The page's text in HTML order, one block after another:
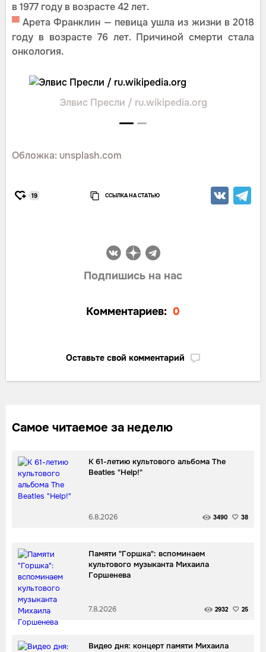
в 1977 году в возрасте 42 лет.
▀ Арета Франклин — певица ушла из жизни в 2018
году в возрасте 76 лет. Причиной смерти стала
онкология.
Элвис Пресли / ru.wikipedia.org
Обложка: unsplash.com
19 ССЫЛКА НА СТАТЬЮ
Подпишись на нас
Комментариев: 0
Оставьте свой комментарий
Самое читаемое за неделю
К 61-летию культового альбома The
Beatles "Help!"
6.8.2026 3490 38
Памяти "Горшка": вспоминаем
культового музыканта Михаила
Горшенева
7.8.2026 2932 25
Видео дня: концерт памяти Михаила